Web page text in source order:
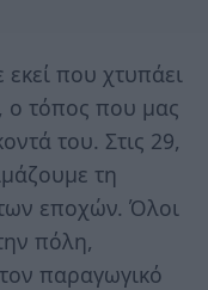
που χτυπάει
, ο τόπος που μας
του. Στις 29,
τη
εποχών. Όλοι
πόλη,
παραγωγικό